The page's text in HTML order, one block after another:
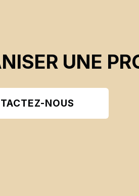
UNE
NOUS